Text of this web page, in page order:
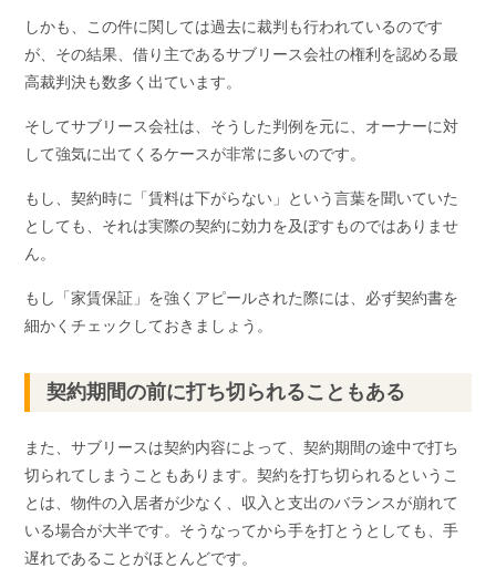
しかも、この件に関しては過去に裁判も行われているのです
が、その結果、借り主であるサブリース会社の権利を認める最
高裁判決も数多く出ています。
そしてサブリース会社は、そうした判例を元に、オーナーに対
して強気に出てくるケースが非常に多いのです。
もし、契約時に「賃料は下がらない」という言葉を聞いていた
としても、それは実際の契約に効力を及ぼすものではありませ
ん。
もし「家賃保証」を強くアピールされた際には、必ず契約書を
細かくチェックしておきましょう。
契約期間の前に打ち切られることもある
また、サブリースは契約内容によって、契約期間の途中で打ち
切られてしまうこともあります。契約を打ち切られるというこ
とは、物件の入居者が少なく、収入と支出のバランスが崩れて
いる場合が大半です。そうなってから手を打とうとしても、手
遅れであることがほとんどです。